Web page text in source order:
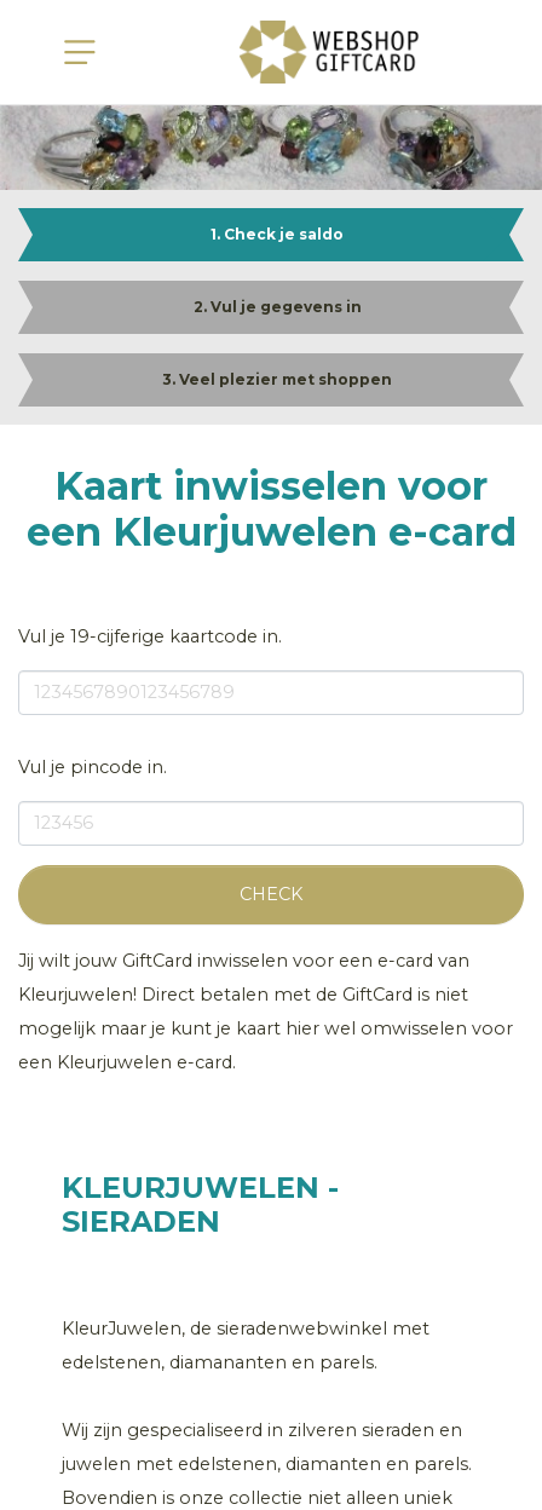
1. Check je saldo
2. Vul je gegevens in
3. Veel plezier met shoppen
Kaart inwisselen voor
een Kleurjuwelen e-card
Vul je 19-cijferige kaartcode in.
Vul je pincode in.
CHECK
Jij wilt jouw GiftCard inwisselen voor een e-card van
Kleurjuwelen! Direct betalen met de GiftCard is niet
mogelijk maar je kunt je kaart hier wel omwisselen voor
een Kleurjuwelen e-card.
KLEURJUWELEN -
SIERADEN
KleurJuwelen, de sieradenwebwinkel met
edelstenen, diamananten en parels.
Wij zijn gespecialiseerd in zilveren sieraden en
juwelen met edelstenen, diamanten en parels.
Bovendien is onze collectie niet alleen uniek